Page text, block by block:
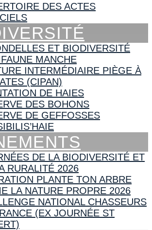
DES ACTES
ET BIODIVERSITÉ
MANCHE
INTERMÉDIAIRE PIÈGE À
(CIPAN)
DE HAIES
DES BOHONS
DE GEFFOSSES
DE LA BIODIVERSITÉ ET
RURALITÉ 2026
PLANTE TON ARBRE
LA NATURE PROPRE 2026
NATIONAL CHASSEURS
(EX JOURNÉE ST